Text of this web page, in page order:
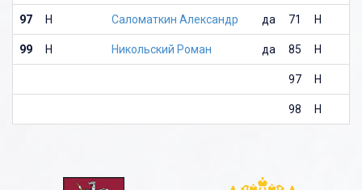
97 Н Саломаткин Александр да 71 Н
99 Н Никольский Роман да 85 Н
97 Н
98 Н